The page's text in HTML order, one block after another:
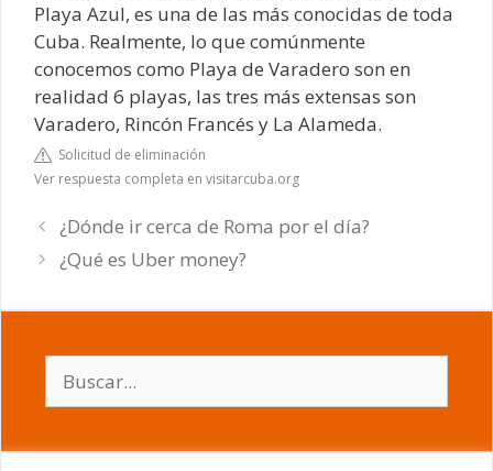
Playa Azul, es una de las más conocidas de toda
Cuba. Realmente, lo que comúnmente
conocemos como Playa de Varadero son en
realidad 6 playas, las tres más extensas son
Varadero, Rincón Francés y La Alameda.
Solicitud de eliminación
Ver respuesta completa en visitarcuba.org
¿Dónde ir cerca de Roma por el día?
¿Qué es Uber money?